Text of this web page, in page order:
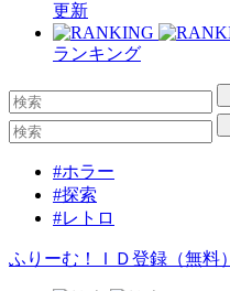
更新
ランキング
#ホラー
#探索
#レトロ
ふりーむ！ＩＤ登録（無料）